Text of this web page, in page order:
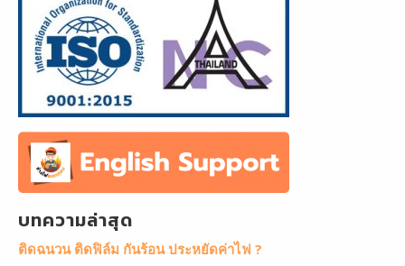
บทความล่าสุด
ติดฉนวน ติดฟิล์ม กันร้อน ประหยัดค่าไฟ ?